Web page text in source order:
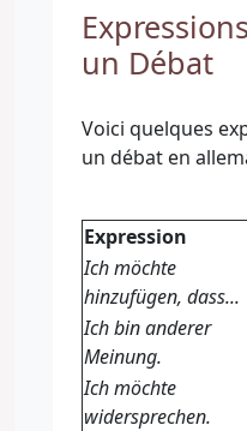
un Débat
Voici quelques
un débat en
Expression
Ich möchte
hinzufügen, dass...
Ich bin anderer
Meinung.
Ich möchte
widersprechen.